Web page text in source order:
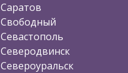
Саратов
Свободный
Севастополь
Северодвинск
Североуральск